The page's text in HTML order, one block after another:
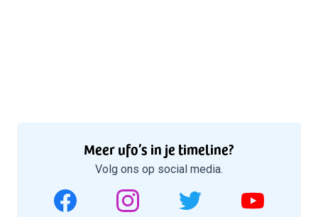
Meer ufo’s in je timeline?
Volg ons op social media.